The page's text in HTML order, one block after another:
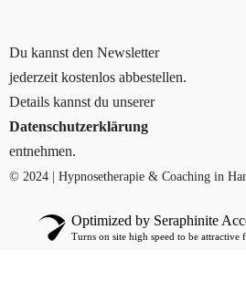
Du kannst den Newsletter
jederzeit kostenlos abbestellen.
Details kannst du unserer
Datenschutzerklärung
entnehmen.
© 2024 | Hypnosetherapie & Coaching in
Optimized by Seraphinite
Turns on site high speed to be attractive